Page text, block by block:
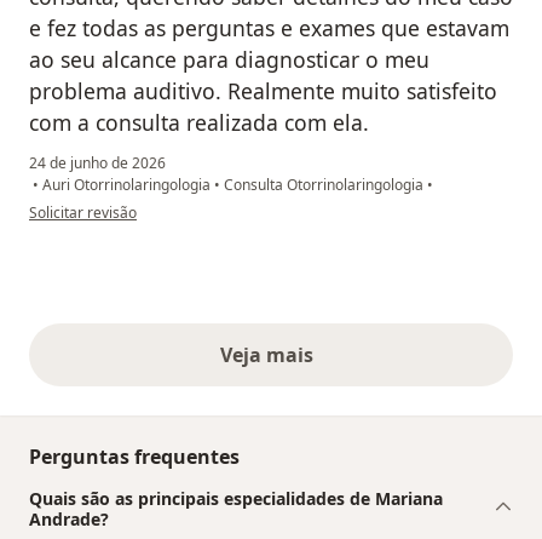
e fez todas as perguntas e exames que estavam
ao seu alcance para diagnosticar o meu
problema auditivo. Realmente muito satisfeito
com a consulta realizada com ela.
24 de junho de 2026
• Auri Otorrinolaringologia • Consulta Otorrinolaringologia •
na opinião do utilizador Nahum Frias
Solicitar revisão
Veja maisopiniões acima
Perguntas frequentes
Quais são as principais especialidades de Mariana
Andrade?